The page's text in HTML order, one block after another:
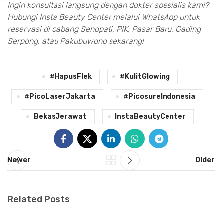
Ingin konsultasi langsung dengan dokter spesialis kami?
Hubungi Insta Beauty Center melalui WhatsApp untuk
reservasi di cabang Senopati, PIK, Pasar Baru, Gading
Serpong, atau Pakubuwono sekarang!
#HapusFlek #KulitGlowing
#PicoLaserJakarta #PicosureIndonesia
BekasJerawat InstaBeautyCenter
Newer Older
Related Posts